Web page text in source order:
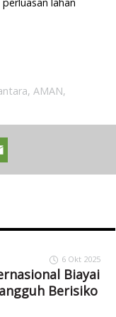
,AMAN,
6 Okt 2025
Biayai
Berisiko